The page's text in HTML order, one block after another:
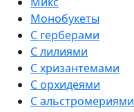
Монобукеты
С герберами
С лилиями
С хризантемами
С орхидеями
С альстромериями